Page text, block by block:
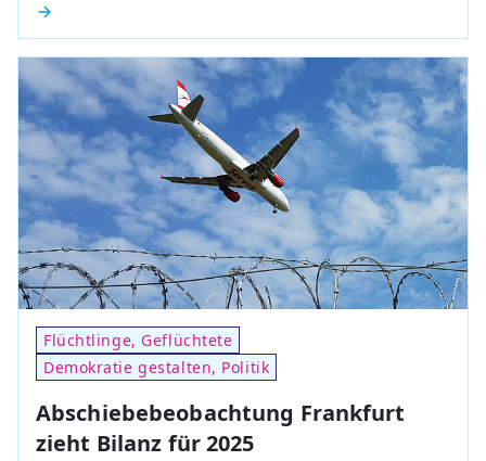
Flüchtlinge, Geflüchtete
Demokratie gestalten, Politik
Abschiebebeobachtung Frankfurt
zieht Bilanz für 2025